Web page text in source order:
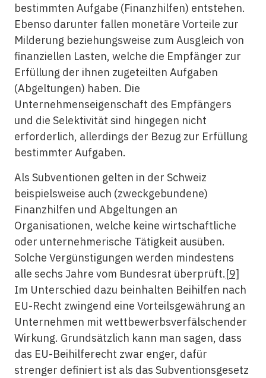
bestimmten Aufgabe (Finanzhilfen) entstehen.
Ebenso darunter fallen monetäre Vorteile zur
Milderung beziehungsweise zum Ausgleich von
finanziellen Lasten, welche die Empfänger zur
Erfüllung der ihnen zugeteilten Aufgaben
(Abgeltungen) haben. Die
Unternehmenseigenschaft des Empfängers
und die Selektivität sind hingegen nicht
erforderlich, allerdings der Bezug zur Erfüllung
bestimmter Aufgaben.
Als Subventionen gelten in der Schweiz
beispielsweise auch (zweckgebundene)
Finanzhilfen und Abgeltungen an
Organisationen, welche keine wirtschaftliche
oder unternehmerische Tätigkeit ausüben.
Solche Vergünstigungen werden mindestens
alle sechs Jahre vom Bundesrat überprüft.[9]
Im Unterschied dazu beinhalten Beihilfen nach
EU-Recht zwingend eine Vorteilsgewährung an
Unternehmen mit wettbewerbsverfälschender
Wirkung. Grundsätzlich kann man sagen, dass
das EU-Beihilferecht zwar enger, dafür
strenger definiert ist als das Subventionsgesetz